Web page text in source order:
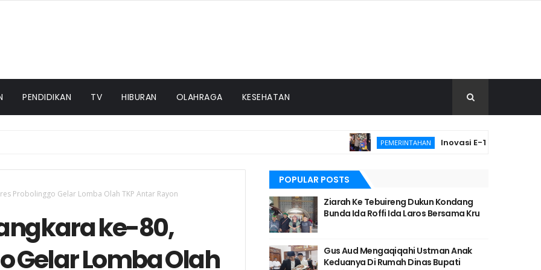
PENDIDIKAN TV HIBURAN OLAHRAGA KESEHATAN
PEMERINTAHAN Inovasi E-Thithir Antar
Probolinggo Gelar Lomba Olah TKP Antar Rayon
ke-80,
Gelar Lomba Olah
POPULAR POSTS
Ziarah Ke Tebuireng Dukun Kondang
Bunda Ida Roffi Ida Laros Bersama Kru
Gus Aud Mengaqiqahi Ustman Anak
Keduanya Di Rumah Dinas Bupati